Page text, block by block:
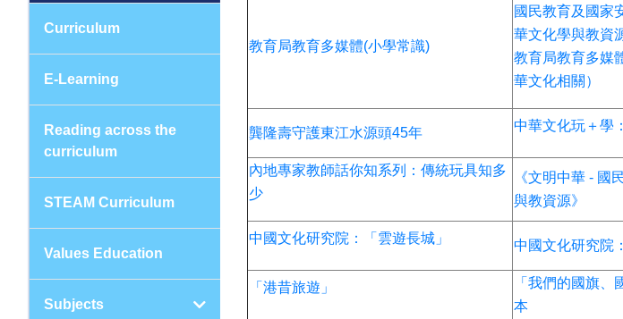
Curriculum
E-Learning
Reading across the
curriculum
STEAM Curriculum
Values Education
Subjects
教育局教育多媒體(小學常識)
國民教育及國家
華文化學與教資
教育局教育多媒
華文化相關）
龔隆壽守護東江水源頭45年 中華文化玩＋學
內地專家教師話你知系列：傳統玩具知多
少
《文明中華 - 國
與教資源》
中國文化研究院：「雲遊長城」 中國文化研究院
「港昔旅遊」
「我們的國旗
本